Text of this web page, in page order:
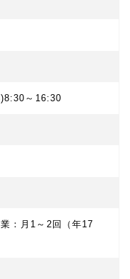
～16:30
：月1～2回（年17